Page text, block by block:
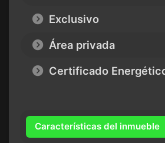
Exclusivo
Área privada
Certificado
Características del inmueble